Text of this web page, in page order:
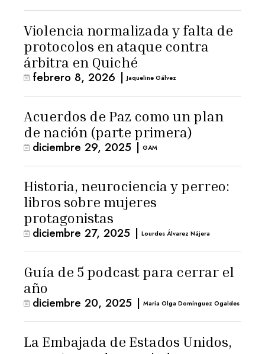
Violencia normalizada y falta de
protocolos en ataque contra
árbitra en Quiché
febrero 8, 2026 | Jaqueline Gálvez
Acuerdos de Paz como un plan
de nación (parte primera)
diciembre 29, 2025 | GAM
Historia, neurociencia y perreo:
libros sobre mujeres
protagonistas
diciembre 27, 2025 | Lourdes Álvarez Nájera
Guía de 5 podcast para cerrar el
año
diciembre 20, 2025 | María Olga Domínguez Ogaldes
La Embajada de Estados Unidos,